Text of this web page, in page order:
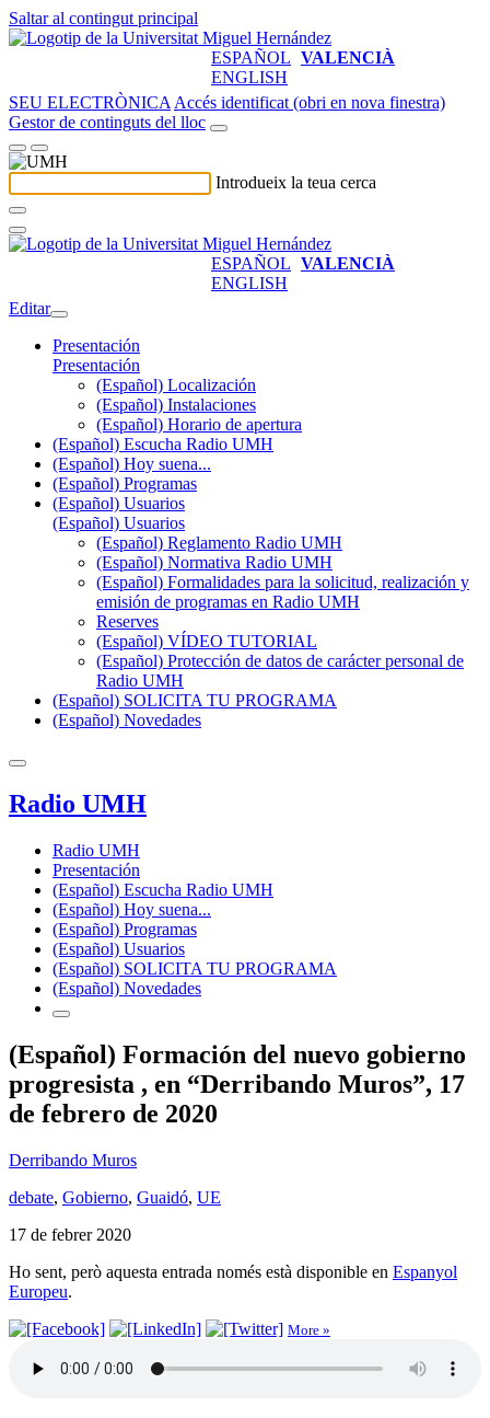
Saltar al contingut principal
ESPAÑOL VALENCIÀ
ENGLISH
SEU ELECTRÒNICA Accés identificat (obri en nova finestra)
Gestor de continguts del lloc
Introdueix la teua cerca
ESPAÑOL VALENCIÀ
ENGLISH
Editar
Presentación
Presentación
(Español) Localización
(Español) Instalaciones
(Español) Horario de apertura
(Español) Escucha Radio UMH
(Español) Hoy suena...
(Español) Programas
(Español) Usuarios
(Español) Usuarios
(Español) Reglamento Radio UMH
(Español) Normativa Radio UMH
(Español) Formalidades para la solicitud, realización y
emisión de programas en Radio UMH
Reserves
(Español) VÍDEO TUTORIAL
(Español) Protección de datos de carácter personal de
Radio UMH
(Español) SOLICITA TU PROGRAMA
(Español) Novedades
Radio UMH
Radio UMH
Presentación
(Español) Escucha Radio UMH
(Español) Hoy suena...
(Español) Programas
(Español) Usuarios
(Español) SOLICITA TU PROGRAMA
(Español) Novedades
(Español) Formación del nuevo gobierno
progresista , en “Derribando Muros”, 17
de febrero de 2020
Derribando Muros
debate, Gobierno, Guaidó, UE
17 de febrer 2020
Ho sent, però aquesta entrada només està disponible en Espanyol
Europeu.
More »